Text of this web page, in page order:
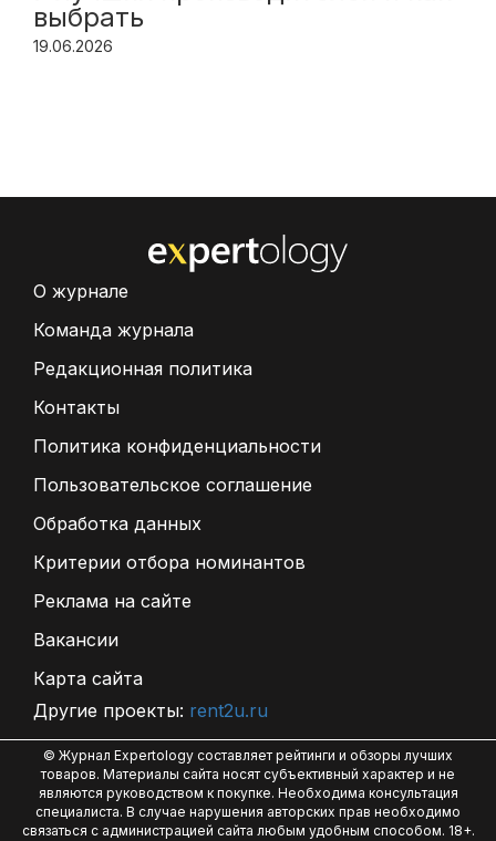
выбрать
19.06.2026
О журнале
Команда журнала
Редакционная политика
Контакты
Политика конфиденциальности
Пользовательское соглашение
Обработка данных
Критерии отбора номинантов
Реклама на сайте
Вакансии
Карта сайта
Другие проекты: rent2u.ru
© Журнал Expertology составляет рейтинги и обзоры лучших
товаров. Материалы сайта носят субъективный характер и не
являются руководством к покупке. Необходима консультация
специалиста. В случае нарушения авторских прав необходимо
связаться с администрацией сайта любым удобным способом. 18+.